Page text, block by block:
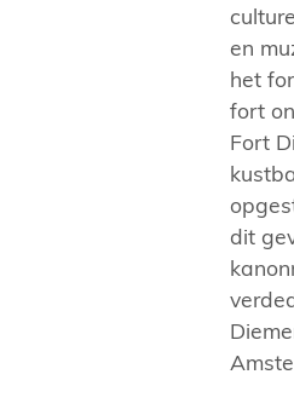
en
het
fort
Fort
dit